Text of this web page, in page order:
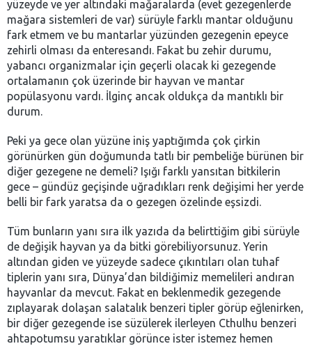
yüzeyde ve yer altındaki mağaralarda (evet gezegenlerde
mağara sistemleri de var) sürüyle farklı mantar olduğunu
fark etmem ve bu mantarlar yüzünden gezegenin epeyce
zehirli olması da enteresandı. Fakat bu zehir durumu,
yabancı organizmalar için geçerli olacak ki gezegende
ortalamanın çok üzerinde bir hayvan ve mantar
popülasyonu vardı. İlginç ancak oldukça da mantıklı bir
durum.
Peki ya gece olan yüzüne iniş yaptığımda çok çirkin
görünürken gün doğumunda tatlı bir pembeliğe bürünen bir
diğer gezegene ne demeli? Işığı farklı yansıtan bitkilerin
gece – gündüz geçişinde uğradıkları renk değişimi her yerde
belli bir fark yaratsa da o gezegen özelinde eşsizdi.
Tüm bunların yanı sıra ilk yazıda da belirttiğim gibi sürüyle
de değişik hayvan ya da bitki görebiliyorsunuz. Yerin
altından giden ve yüzeyde sadece çıkıntıları olan tuhaf
tiplerin yanı sıra, Dünya’dan bildiğimiz memelileri andıran
hayvanlar da mevcut. Fakat en beklenmedik gezegende
zıplayarak dolaşan salatalık benzeri tipler görüp eğlenirken,
bir diğer gezegende ise süzülerek ilerleyen Cthulhu benzeri
ahtapotumsu yaratıklar görünce ister istemez hemen